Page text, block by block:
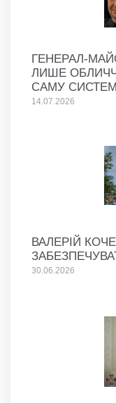
ГЕНЕРАЛ-
ЛИШЕ
САМУ
14.07.2026
ВАЛЕРІЙ
30.06.2026